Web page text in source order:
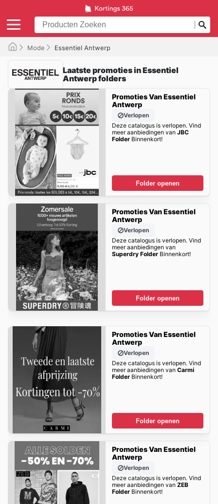
Mode Essentiel Antwerp
Laatste promoties in Essentiel
Antwerp folders
Promoties Van Essentiel
Antwerp
Verlopen
Deze catalogus is verlopen. Vind
meer aanbiedingen van JBC
FolderBinnenkort!
Folder openen
Promoties Van Essentiel
Antwerp
Verlopen
Deze catalogus is verlopen. Vind
meer aanbiedingen van
Superdry FolderBinnenkort!
Folder openen
Promoties Van Essentiel
Antwerp
Verlopen
Deze catalogus is verlopen. Vind
meer aanbiedingen van Carmi
FolderBinnenkort!
Folder openen
Promoties Van Essentiel
Antwerp
Verlopen
Deze catalogus is verlopen. Vind
meer aanbiedingen van ZEB
FolderBinnenkort!